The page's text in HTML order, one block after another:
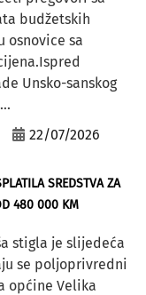
budžetskih
osnovice sa
Unsko-sanskog
22/07/2026
SREDSTVA ZA
480 000 KM
stigla je slijedeća
se poljoprivredni
općine Velika